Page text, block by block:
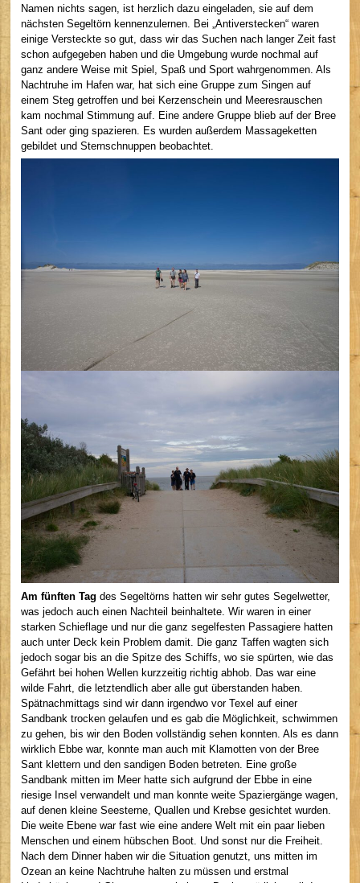
Namen nichts sagen, ist herzlich dazu eingeladen, sie auf dem
nächsten Segeltörn kennenzulernen. Bei „Antiverstecken“ waren
einige Versteckte so gut, dass wir das Suchen nach langer Zeit fast
schon aufgegeben haben und die Umgebung wurde nochmal auf
ganz andere Weise mit Spiel, Spaß und Sport wahrgenommen. Als
Nachtruhe im Hafen war, hat sich eine Gruppe zum Singen auf
einem Steg getroffen und bei Kerzenschein und Meeresrauschen
kam nochmal Stimmung auf. Eine andere Gruppe blieb auf der Bree
Sant oder ging spazieren. Es wurden außerdem Massageketten
gebildet und Sternschnuppen beobachtet.
Am fünften Tag des Segeltörns hatten wir sehr gutes Segelwetter,
was jedoch auch einen Nachteil beinhaltete. Wir waren in einer
starken Schieflage und nur die ganz segelfesten Passagiere hatten
auch unter Deck kein Problem damit. Die ganz Taffen wagten sich
jedoch sogar bis an die Spitze des Schiffs, wo sie spürten, wie das
Gefährt bei hohen Wellen kurzzeitig richtig abhob. Das war eine
wilde Fahrt, die letztendlich aber alle gut überstanden haben.
Spätnachmittags sind wir dann irgendwo vor Texel auf einer
Sandbank trocken gelaufen und es gab die Möglichkeit, schwimmen
zu gehen, bis wir den Boden vollständig sehen konnten. Als es dann
wirklich Ebbe war, konnte man auch mit Klamotten von der Bree
Sant klettern und den sandigen Boden betreten. Eine große
Sandbank mitten im Meer hatte sich aufgrund der Ebbe in eine
riesige Insel verwandelt und man konnte weite Spaziergänge wagen,
auf denen kleine Seesterne, Quallen und Krebse gesichtet wurden.
Die weite Ebene war fast wie eine andere Welt mit ein paar lieben
Menschen und einem hübschen Boot. Und sonst nur die Freiheit.
Nach dem Dinner haben wir die Situation genutzt, uns mitten im
Ozean an keine Nachtruhe halten zu müssen und erstmal